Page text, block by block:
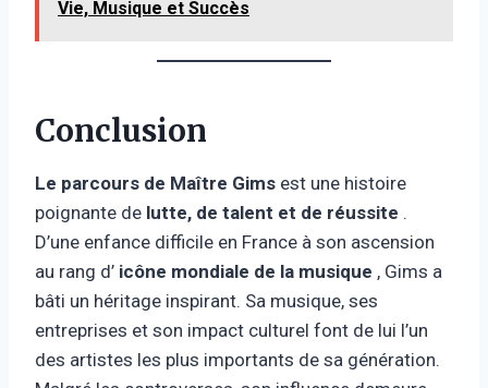
Vie, Musique et Succès
Conclusion
Le parcours de Maître Gims est une histoire
poignante de lutte, de talent et de réussite .
D’une enfance difficile en France à son ascension
au rang d’ icône mondiale de la musique , Gims a
bâti un héritage inspirant. Sa musique, ses
entreprises et son impact culturel font de lui l’un
des artistes les plus importants de sa génération.